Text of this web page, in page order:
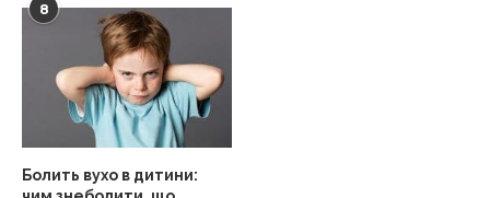
8
Болить вухо в дитини: